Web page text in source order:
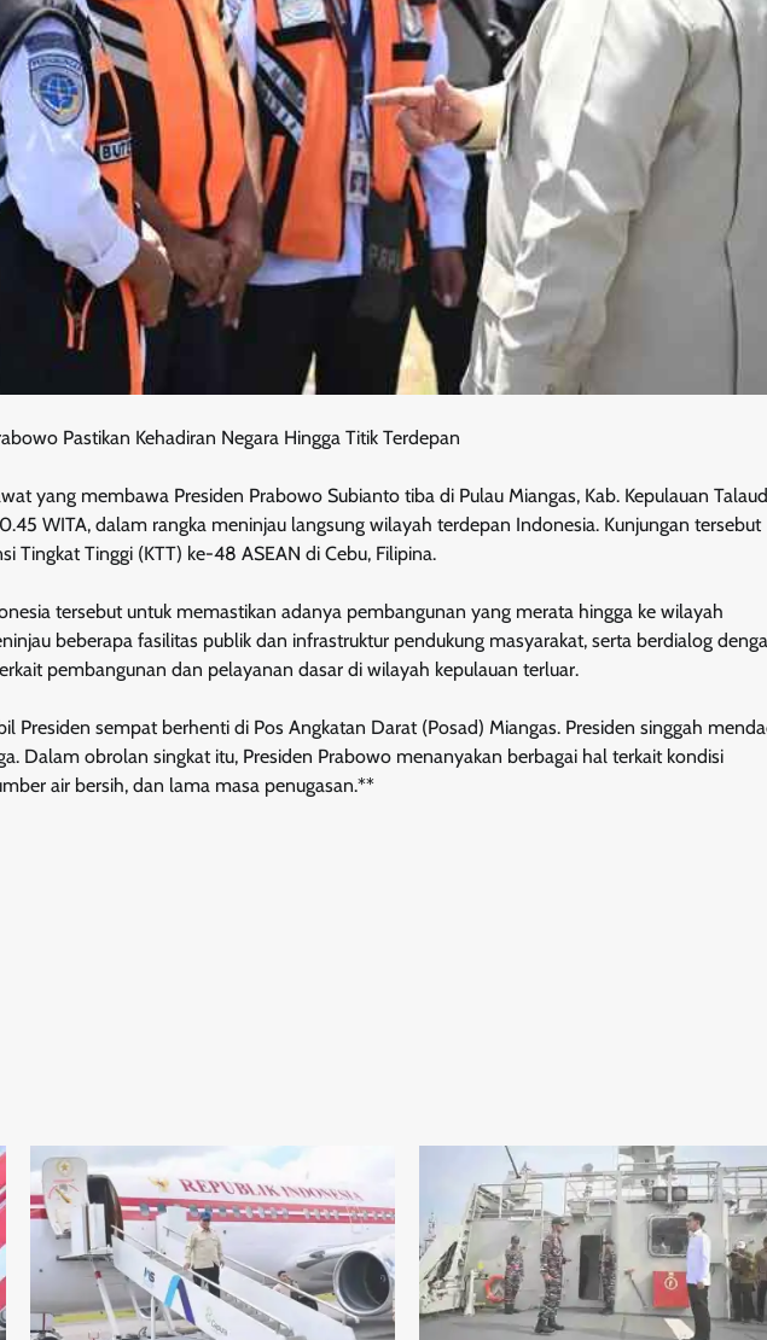
Pastikan Kehadiran Negara Hingga Titik Terdepan
yang membawa Presiden Prabowo Subianto tiba di Pulau Miangas, Kab. Kepulauan
WITA, dalam rangka meninjau langsung wilayah terdepan Indonesia. Kunjungan tersebut
Tingkat Tinggi (KTT) ke-48 ASEAN di Cebu, Filipina.
tersebut untuk memastikan adanya pembangunan yang merata hingga ke wilayah
beberapa fasilitas publik dan infrastruktur pendukung masyarakat, serta berdialog
pembangunan dan pelayanan dasar di wilayah kepulauan terluar.
Presiden sempat berhenti di Pos Angkatan Darat (Posad) Miangas. Presiden singgah
Dalam obrolan singkat itu, Presiden Prabowo menanyakan berbagai hal terkait kondisi
air bersih, dan lama masa penugasan.**